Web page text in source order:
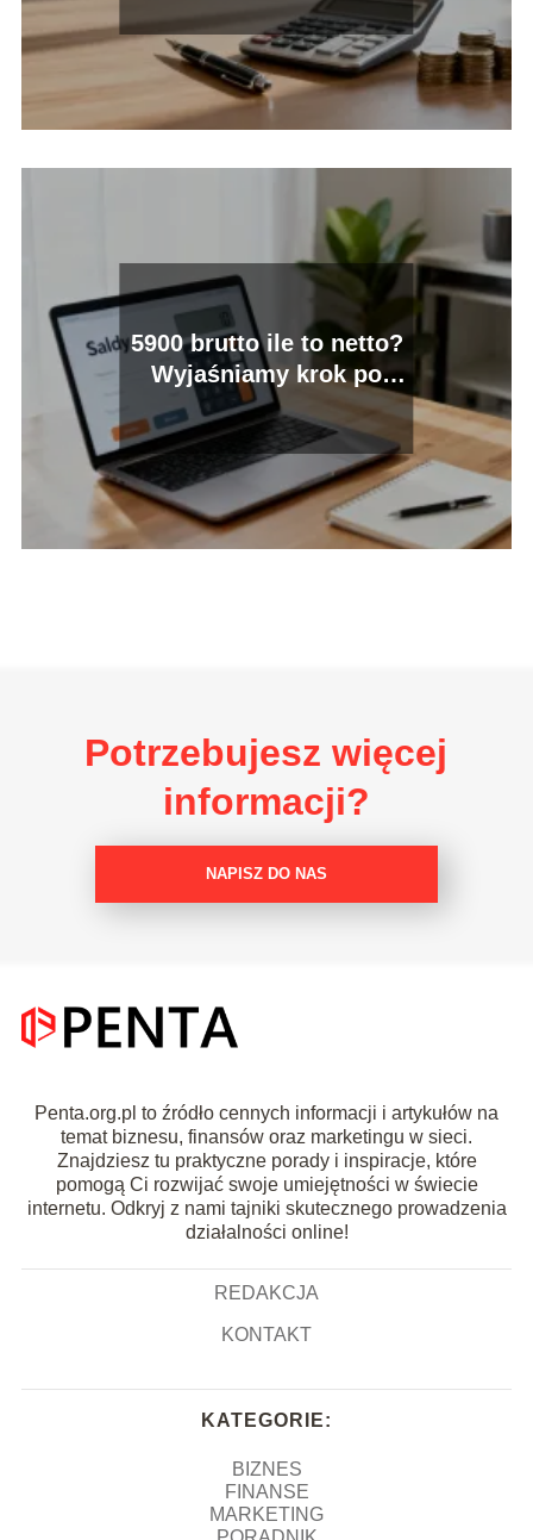
5900 brutto ile to netto?
Wyjaśniamy krok po
kroku
Potrzebujesz więcej
informacji?
NAPISZ DO NAS
Penta.org.pl to źródło cennych informacji i artykułów na
temat biznesu, finansów oraz marketingu w sieci.
Znajdziesz tu praktyczne porady i inspiracje, które
pomogą Ci rozwijać swoje umiejętności w świecie
internetu. Odkryj z nami tajniki skutecznego prowadzenia
działalności online!
REDAKCJA
KONTAKT
KATEGORIE:
BIZNES
FINANSE
MARKETING